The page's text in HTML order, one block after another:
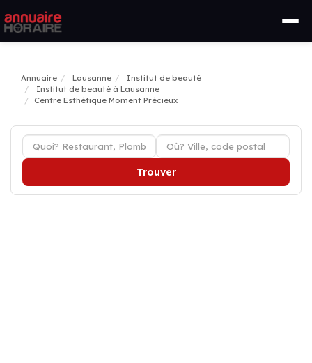
Annuaire Lausanne
Institut de beauté
Institut de beauté à Lausanne
Centre Esthétique Moment Précieux
Trouver